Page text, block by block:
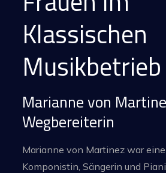
Klassischen
Musikbetrieb
Marianne von
Wegbereiterin
Marianne von Martinez war
Komponistin, Sängerin und